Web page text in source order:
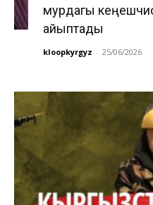
мурдагы
айыптады
kloopkyrgyz - 25/06/2026